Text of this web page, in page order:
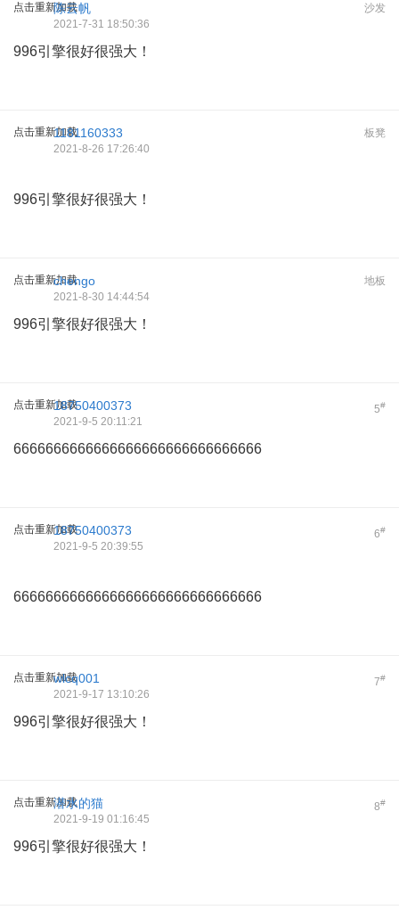
点击重新加载 沙发
陈云帆
2021-7-31 18:50:36
996引擎很好很强大！
点击重新加载 板凳
1181160333
2021-8-26 17:26:40
996引擎很好很强大！
点击重新加载 地板
chengo
2021-8-30 14:44:54
996引擎很好很强大！
点击重新加载 5#
18750400373
2021-9-5 20:11:21
6666666666666666666666666666666
点击重新加载 6#
18750400373
2021-9-5 20:39:55
6666666666666666666666666666666
点击重新加载 7#
wlcq001
2021-9-17 13:10:26
996引擎很好很强大！
点击重新加载 8#
潜水的猫
2021-9-19 01:16:45
996引擎很好很强大！